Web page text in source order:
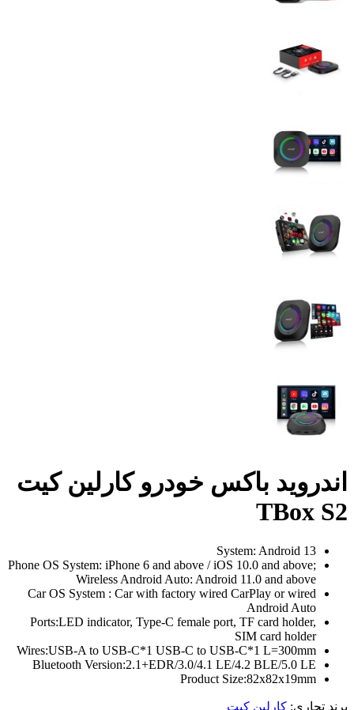
اندروید باکس خودرو کارلین کیت
TBox S2
System: Android 13
Phone OS System: iPhone 6 and above / iOS 10.0 and above;
Wireless Android Auto: Android 11.0 and above
Car OS System : Car with factory wired CarPlay or wired
Android Auto
Ports:LED indicator, Type-C female port, TF card holder,
SIM card holder
Wires:USB-A to USB-C*1 USB-C to USB-C*1 L=300mm
Bluetooth Version:2.1+EDR/3.0/4.1 LE/4.2 BLE/5.0 LE
Product Size:82x82x19mm
برند تجاری: کارلین کیت